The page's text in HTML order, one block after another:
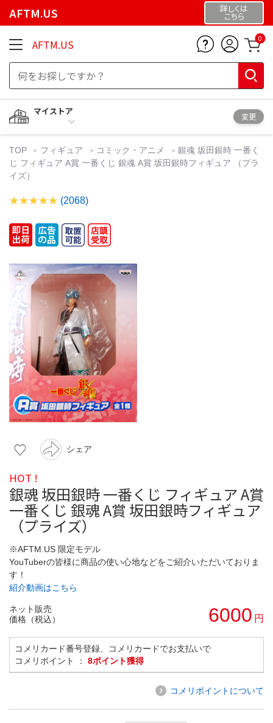
AFTM.US 詳しくは
こちら
AFTM.US 0
マイストア
変更
TOP フィギュア コミック・アニメ
銀魂 坂田銀時 一番く
じ フィギュア A賞 一番くじ 銀魂 A賞 坂田銀時フィギュア （プラ
イズ）
(2068)
シェア
HOT !
銀魂 坂田銀時 一番くじ フィギュア A賞
一番くじ 銀魂 A賞 坂田銀時フィギュア
（プライズ）
※AFTM.US 限定モデル
YouTuberの皆様に商品の使い心地などをご紹介いただいておりま
す！
紹介動画はこちら
ネット販売
価格（税込）
6000 円
コメリカード番号登録、コメリカードでお支払いで
コメリポイント ： 8ポイント獲得
コメリポイントについて